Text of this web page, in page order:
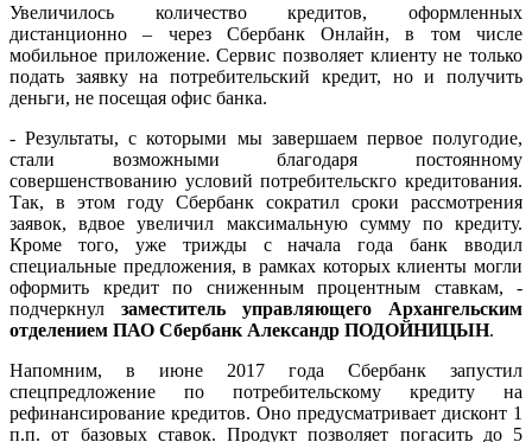
Увеличилось количество кредитов, оформленных
дистанционно – через Сбербанк Онлайн, в том числе
мобильное приложение. Сервис позволяет клиенту не только
подать заявку на потребительский кредит, но и получить
деньги, не посещая офис банка.
- Результаты, с которыми мы завершаем первое полугодие,
стали возможными благодаря постоянному
совершенствованию условий потребительскго кредитования.
Так, в этом году Сбербанк сократил сроки рассмотрения
заявок, вдвое увеличил максимальную сумму по кредиту.
Кроме того, уже трижды с начала года банк вводил
специальные предложения, в рамках которых клиенты могли
оформить кредит по сниженным процентным ставкам, -
подчеркнул заместитель управляющего Архангельским
отделением ПАО Сбербанк Александр ПОДОЙНИЦЫН.
Напомним, в июне 2017 года Сбербанк запустил
спецпредложение по потребительскому кредиту на
рефинансирование кредитов. Оно предусматривает дисконт 1
п.п. от базовых ставок. Продукт позволяет погасить до 5